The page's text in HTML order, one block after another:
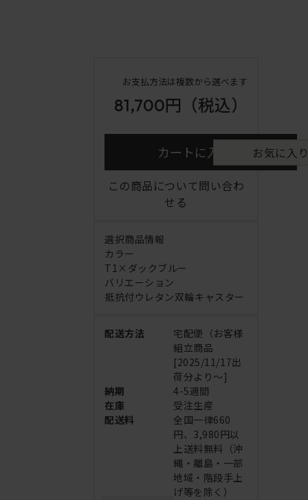
お支払方法は複数から選べます
81,700円 （税込）
カートに入れる お気に入
この商品について問い合わ
せる
選択商品情報
カラー
T1×ダックブルー
バリエーション
抵抗付ウレタン双輪キャスター
配送方法
宅配便（お客様
組立商品
[2025/11/17出
荷分より～]
納期
4-5週間
在庫
受注生産
配送料
全国一律660
円、3,980円以
上送料無料（沖
縄・離島・一部
地域・階段手上
げ等を除く）